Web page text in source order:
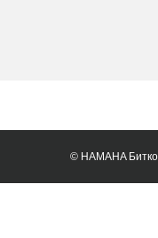
© HAMAHA